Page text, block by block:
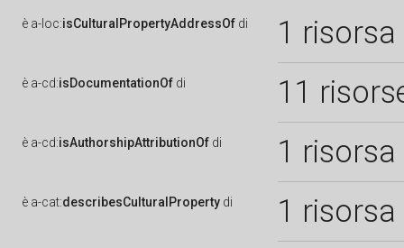
è a-loc:isCulturalPropertyAddressOf di 1 risorsa
è a-cd:isDocumentationOf di 11
è a-cd:isAuthorshipAttributionOf di 1 risorsa
è a-cat:describesCulturalProperty di 1 risorsa